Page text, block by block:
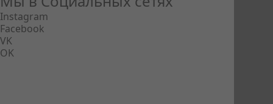
Instagram
Facebook
VK
OK